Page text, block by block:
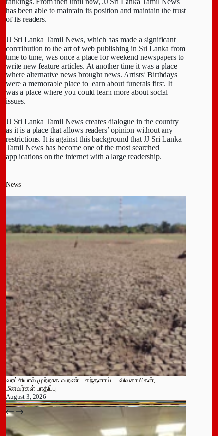
rankings. From then until now, JJ Sri Lanka Tamil News
has been able to maintain its position and maintain the trust
of its readers.
JJ Sri Lanka Tamil News, which has made a significant
contribution to the art of web publishing in Sri Lanka from
time to time, was once a place for weekend newspapers to
write new feature articles. At another time it was a place
where alternative news brought news. Artists’ Birthdays
were a memorable place to learn about funerals first. It
was a place where you could learn more about social
issues.
JJ Sri Lanka Tamil News creates dialogue in the country
as it is a place that allows readers’ opinion without any
restrictions. It is against this background that JJ Sri Lanka
Tamil News has become one of the most searched
applications on the internet with a large readership.
News
வரட்சியால் முற்றாக வறண்ட கந்தளாய் – விவசாயிகள்,
மீனவர்கள் பாதிப்பு
August 3, 2026
பதுளை மாநகர சபையின் NPP உறுப்பினர் திடீர் ராஜினாமா!
July 14, 2026